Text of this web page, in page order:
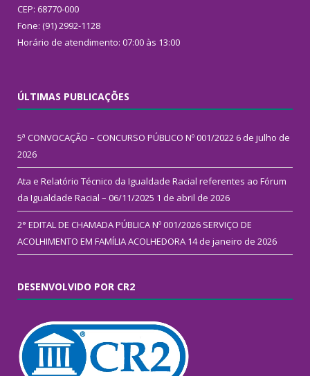
CEP: 68770-000
Fone: (91) 2992-1128
Horário de atendimento: 07:00 às 13:00
ÚLTIMAS PUBLICAÇÕES
5ª CONVOCAÇÃO – CONCURSO PÚBLICO Nº 001/2022 6 de julho de
2026
Ata e Relatório Técnico da Igualdade Racial referentes ao Fórum
da Igualdade Racial – 06/11/2025 1 de abril de 2026
2° EDITAL DE CHAMADA PÚBLICA Nº 001/2026 SERVIÇO DE
ACOLHIMENTO EM FAMÍLIA ACOLHEDORA 14 de janeiro de 2026
DESENVOLVIDO POR CR2